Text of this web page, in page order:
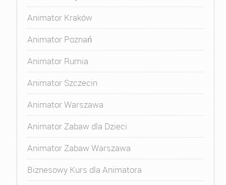
Animator Kraków
Animator Poznań
Animator Rumia
Animator Szczecin
Animator Warszawa
Animator Zabaw dla Dzieci
Animator Zabaw Warszawa
Biznesowy Kurs dla Animatora